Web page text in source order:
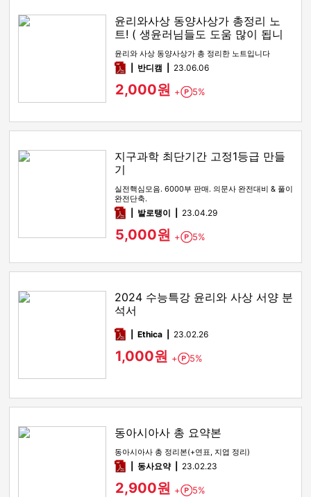
윤리와사상 동양사상가 총정리 노
트! ( 생윤러님들도 도움 많이 됩니
다! )
윤리와 사상 동양사상가 총 정리한 노트입니다
pdf반디캠 23.06.06
2,000원 + Point
5%
지구과학 최단기간 고정1등급 만들
기
실전핵심모음. 6000부 판매. 의문사 완전대비 & 풀이
완전단축.
pdf발로탱이 23.04.29
5,000원 + Point
5%
2024 수능특강 윤리와 사상 서양 분
석서
pdfEthica 23.02.26
1,000원 + Point
5%
동아시아사 총 요약본
동아시아사 총 정리본(+연표, 지엽 정리)
pdf동사요약 23.02.23
2,900원 + Point
5%